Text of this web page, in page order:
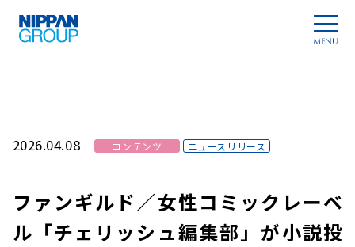
2026.04.08 コンテンツ ニュースリリース
ファンギルド／⼥性コミックレーベ
ル「チェリッシュ編集部」が⼩説投